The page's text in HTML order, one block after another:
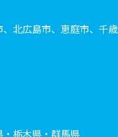
北広島市、恵庭市、千歳
栃木県・群馬県